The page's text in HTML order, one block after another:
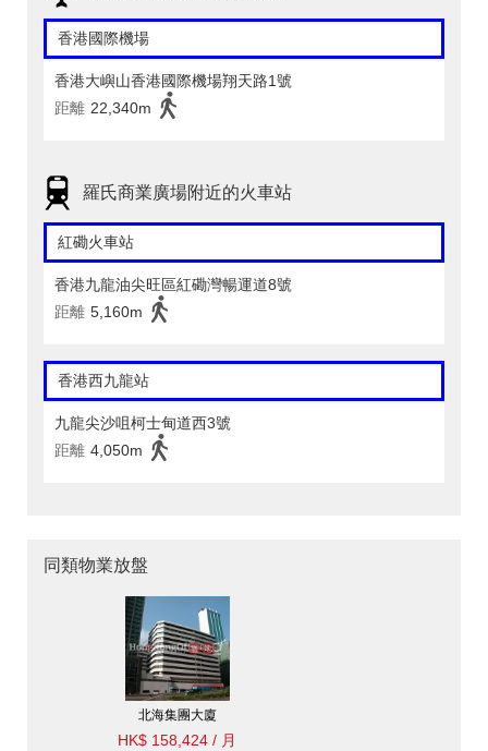
香港國際機場
香港大嶼山香港國際機場翔天路1號
距離 22,340m
羅氏商業廣場附近的火車站
紅磡火車站
香港九龍油尖旺區紅磡灣暢運道8號
距離 5,160m
香港西九龍站
九龍尖沙咀柯士甸道西3號
距離 4,050m
同類物業放盤
北海集團大廈
HK$ 158,424 / 月